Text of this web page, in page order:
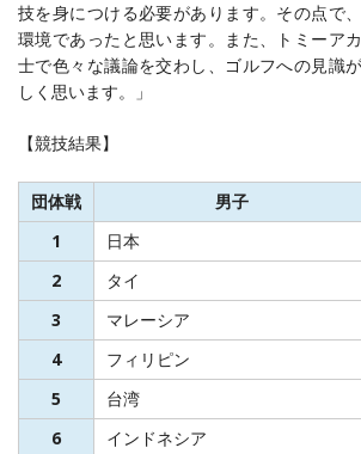
技を身につける必要があります。その点で
環境であったと思います。また、トミーア
士で色々な議論を交わし、ゴルフへの見識
しく思います。」
【競技結果】
団体戦
男子
1
日本
2
タイ
3
マレーシア
4
フィリピン
5
台湾
6
インドネシア